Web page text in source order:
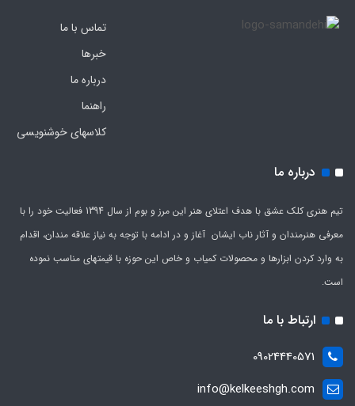
تماس با ما
خبرها
درباره ما
راهنما
کلاسهای خوشنویسی
درباره ما
تیم هنری کلک عشق با هدف اعتلای هنر این مرز و بوم از سال 1394 فعالیت خود را با
معرفی هنرمندان و آثار ناب ایشان آغاز و در ادامه با توجه به نیاز علاقه مندان، اقدام
به وارد کردن ابزارها و محصولات کمیاب و خاص این حوزه با قیمتهای مناسب نموده
است.
ارتباط با ما
09024440571
info@kelkeeshgh.com